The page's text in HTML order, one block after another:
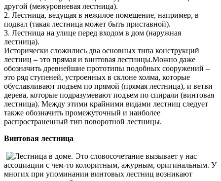
другой (межуровневая лестница).
2. Лестница, ведущая в нежилое помещение, например, в
подвал (такая лестница может быть приставной).
3. Лестница на улице перед входом в дом (наружная
лестница).
Исторически сложились два основных типа конструкций
лестниц – это прямая и винтовая лестницы.Можно даже
обозначить древнейшие прототипы подобных сооружений –
это ряд ступеней, устроенных в склоне холма, которые
обуславливают подъем по прямой (прямая лестница), и ветви
дерева, которые подразумевают подъем по спирали (винтовая
лестница). Между этими крайними видами лестниц следует
также обозначить промежуточный и наиболее
распространенный тип поворотной лестницы.
Винтовая лестница
Это словосочетание вызывает у нас
ассоциации с чем-то колоритным, ажурным, оригинальным. У
многих при упоминании винтовых лестниц возникают